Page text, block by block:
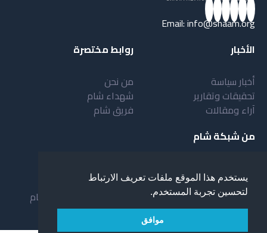
يستخدم هذا الموقع ملفات تعريف الارتباط
لتحسين تجربة المستخدم.
موافق
Email:info@shaam.org
الأخبار
أخبار سياسة
تحقيقات وتقارير
آراء ومقالات
روابط مختصرة
من نحن
شهداء شام
فريق شام
من شبكة شام
أهداف شبكة شام
خدمات شبكة شام
المستفيدون من الشبكة
لمحة عن شبكة شبام
بنية شبكة شام
مقدمة عن شبكة شام
نظام العمل في شبكة شام